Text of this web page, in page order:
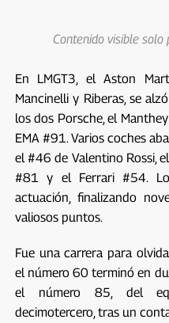
Contenido visible
En LMGT3, el Aston
Mancinelli y Riberas, se
los dos Porsche, el
EMA #91. Varios coches
el #46 de Valentino Rossi,
#81 y el Ferrari #54.
actuación, finalizando
valiosos puntos.
Fue una carrera para
el número 60 terminó en
el número 85, del
decimotercero, tras un